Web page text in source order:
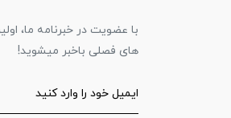
با عضویت در خبرنامه ما،
های فصلی باخبر میشوید!